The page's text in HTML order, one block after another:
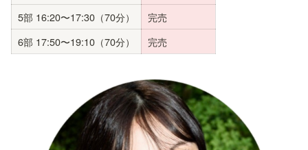
5部 16:20〜17:30（70分）
完売
6部 17:50〜19:10（70分）
完売